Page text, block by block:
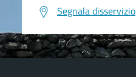
Segnala disservizio